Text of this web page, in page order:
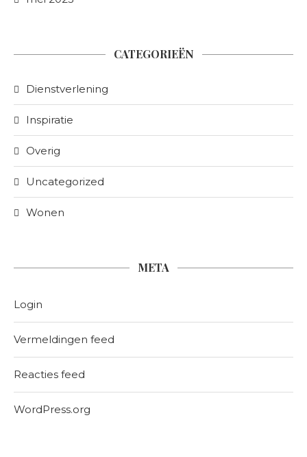
CATEGORIEËN
Dienstverlening
Inspiratie
Overig
Uncategorized
Wonen
META
Login
Vermeldingen feed
Reacties feed
WordPress.org